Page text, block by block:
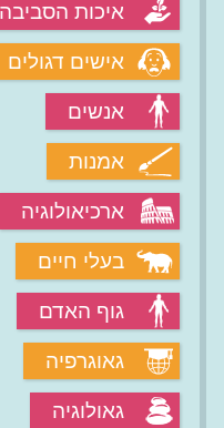
איכות הסביבה
אישים דגולים
אנשים
אמנות
ארכיאולוגיה
בעלי חיים
גוף האדם
גאוגרפיה
גאולוגיה
מה שונה באורז של
איך דגים את דגי הטונה?